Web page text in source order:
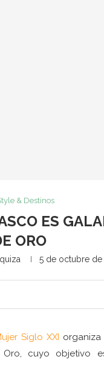
& Destinos
ES
ORO
5 de octubre de
Siglo XXI
Oro, cuyo objetivo